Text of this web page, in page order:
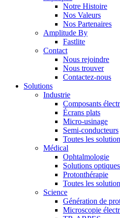
Notre Histoire
Nos Valeurs
Nos Partenaires
Amplitude By
Fastlite
Contact
Nous rejoindre
Nous trouver
Contactez-nous
Solutions
Industrie
Composants
Écrans plats
Micro-usinage
Semi-conducteurs
Toutes les
Médical
Ophtalmologie
Solutions
Protonthérapie
Toutes les
Science
Génération de
Microscopie